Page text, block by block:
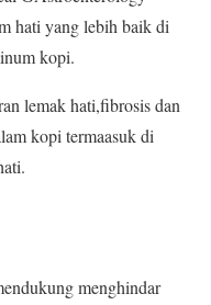
hati yang lebih baik di
kopi.
lemak hati,fibrosis dan
kopi termaasuk di
menghindar